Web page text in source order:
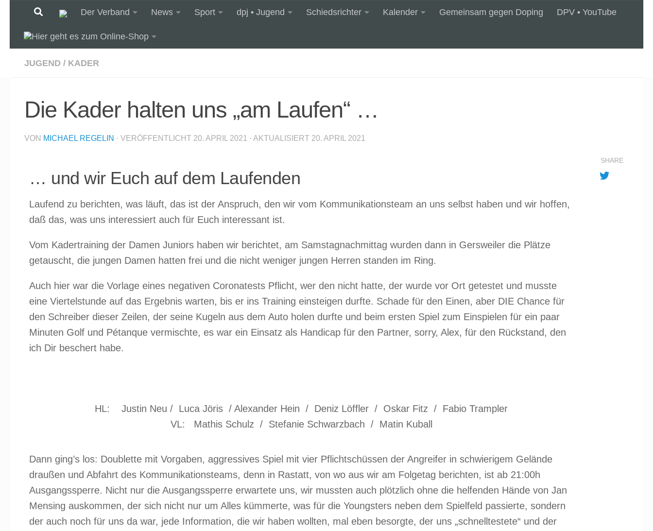
Unter dem InhaltDer Verband News Sport dpj • Jugend Schiedsrichter Kalender Gemeinsam gegen Doping DPV • YouTube
JUGEND / KADER
Die Kader halten uns „am Laufen“ …
VON MICHAEL REGELIN · VERÖFFENTLICHT 20. APRIL 2021 · AKTUALISIERT 20. APRIL 2021
… und wir Euch auf dem Laufenden
Laufend zu berichten, was läuft, das ist der Anspruch, den wir vom Kommunikationsteam an uns selbst haben und wir hoffen,
daß das, was uns interessiert auch für Euch interessant ist.
Vom Kadertraining der Damen Juniors haben wir berichtet, am Samstagnachmittag wurden dann in Gersweiler die Plätze
getauscht, die jungen Damen hatten frei und die nicht weniger jungen Herren standen im Ring.
Auch hier war die Vorlage eines negativen Coronatests Pflicht, wer den nicht hatte, der wurde vor Ort getestet und musste
eine Viertelstunde auf das Ergebnis warten, bis er ins Training einsteigen durfte. Schade für den Einen, aber DIE Chance für
den Schreiber dieser Zeilen, der seine Kugeln aus dem Auto holen durfte und beim ersten Spiel zum Einspielen für ein paar
Minuten Golf und Pétanque vermischte, es war ein Einsatz als Handicap für den Partner, sorry, Alex, für den Rückstand, den
ich Dir beschert habe.
HL: Justin Neu / Luca Jöris / Alexander Hein / Deniz Löffler / Oskar Fitz / Fabio Trampler
VL: Mathis Schulz / Stefanie Schwarzbach / Matin Kuball
Dann ging’s los: Doublette mit Vorgaben, aggressives Spiel mit vier Pflichtschüssen der Angreifer in schwierigem Gelände
draußen und Abfahrt des Kommunikationsteams, denn in Rastatt, von wo aus wir am Folgetag berichten, ist ab 21:00h
Ausgangssperre. Nicht nur die Ausgangssperre erwartete uns, wir mussten auch plötzlich ohne die helfenden Hände von Jan
Mensing auskommen, der sich nicht nur um Alles kümmerte, was für die Youngsters neben dem Spielfeld passierte, sondern
der auch noch für uns da war, jede Information, die wir haben wollten, mal eben besorgte, der uns „schnelltestete“ und der
SHARE